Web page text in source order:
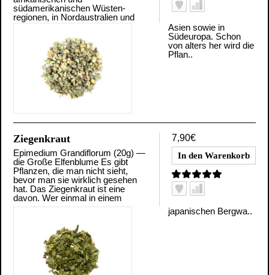
südamerikanischen Wüsten-
regionen, in Nordaustralien und
Asien sowie in
Südeuropa. Schon
von alters her wird die
Pflan..
7,90€
Ziegenkraut
Epimedium Grandiflorum (20g) —
die Große Elfenblume Es gibt
Pflanzen, die man nicht sieht,
bevor man sie wirklich gesehen
hat. Das Ziegenkraut ist eine
davon. Wer einmal in einem
japanischen Bergwa..